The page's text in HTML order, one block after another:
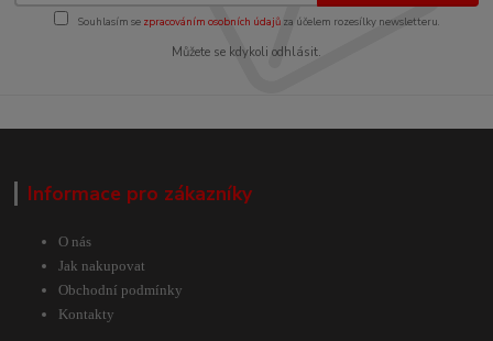
Souhlasím se zpracováním osobních údajůza účelem rozesílky newsletteru.
Můžete se kdykoli odhlásit.
Informace pro zákazníky
O nás
Jak nakupovat
Obchodní podmínky
Kontakty